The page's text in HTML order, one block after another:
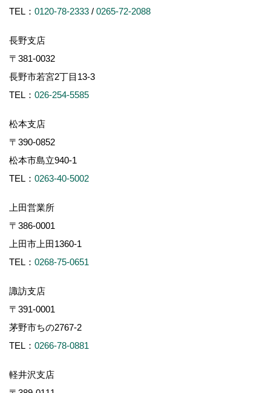
TEL： 0120-78-2333 / 0265-72-2088
長野支店
〒381-0032
長野市若宮2丁目13-3
TEL： 026-254-5585
松本支店
〒390-0852
松本市島立940-1
TEL： 0263-40-5002
上田営業所
〒386-0001
上田市上田1360-1
TEL： 0268-75-0651
諏訪支店
〒391-0001
茅野市ちの2767-2
TEL： 0266-78-0881
軽井沢支店